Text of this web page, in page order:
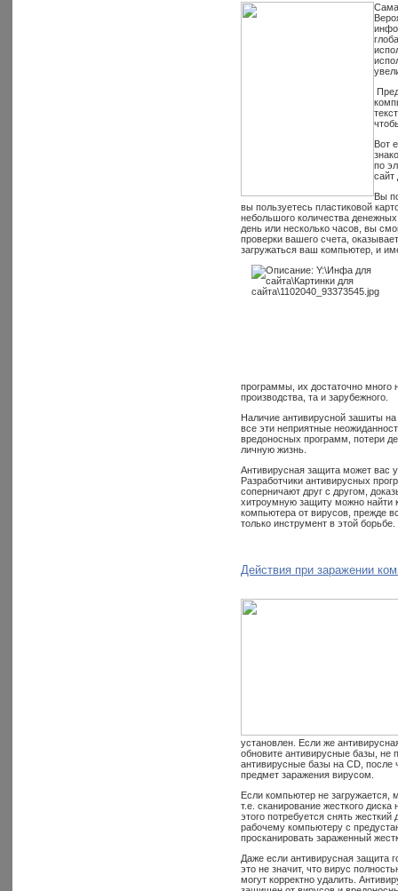
Вот
по
сайт
Вы
вы пользуетесь пластиковой
небольшого количества
день или несколько часов, вы
проверки вашего счета,
загружаться ваш компьютер, и
программы, их достаточно много
производства, та и зарубежного.
Наличие антивирусной зашиты
все эти неприятные
вредоносных программ, потери
личную жизнь.
Антивирусная защита может вас
Разработчики антивирусных
соперничают друг с другом,
хитроумную защиту можно найти
компьютера от вирусов, прежде
только инструмент в этой борьбе.
Действия при заражении
установлен. Если же
обновите антивирусные базы, не
антивирусные базы на CD, после
предмет заражения вирусом.
Если компьютер не загружается,
т.е. сканирование жесткого
этого потребуется снять
рабочему компьютеру с
просканировать зараженный
Даже если антивирусная защита
это не значит, что вирус
могут корректно удалить.